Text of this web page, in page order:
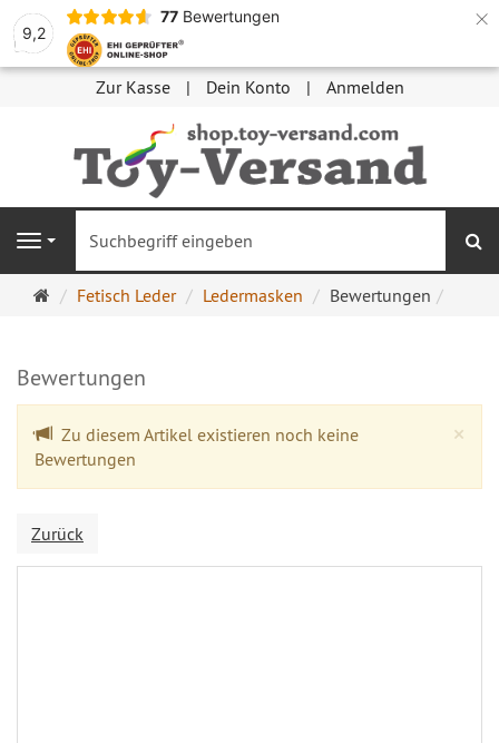
9,2
77 Bewertungen ×
Zur Kasse Dein Konto Anmelden
Navigation
Startseite
Fetisch Leder Ledermasken Bewertungen
Bewertungen
×
Zu diesem Artikel existieren noch keine
Bewertungen
Zurück